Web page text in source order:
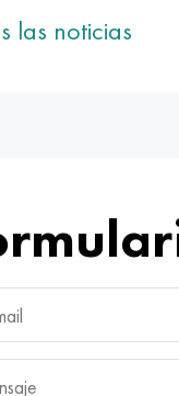
las noticias